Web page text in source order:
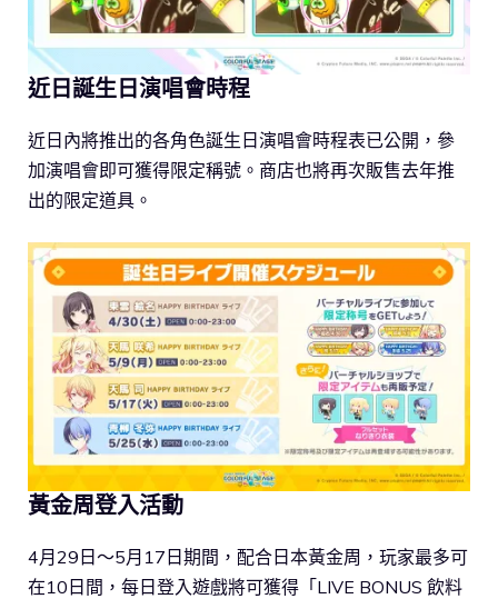
近日誕生日演唱會時程
近日內將推出的各角色誕生日演唱會時程表已公開，參
加演唱會即可獲得限定稱號。商店也將再次販售去年推
出的限定道具。
黃金周登入活動
4月29日～5月17日期間，配合日本黃金周，玩家最多可
在10日間，每日登入遊戲將可獲得「LIVE BONUS 飲料